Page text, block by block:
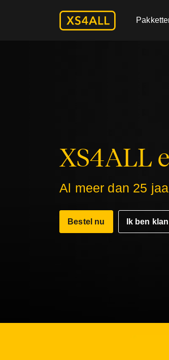
XS4ALL
Al meer dan 25
Bestel nu Ik ben